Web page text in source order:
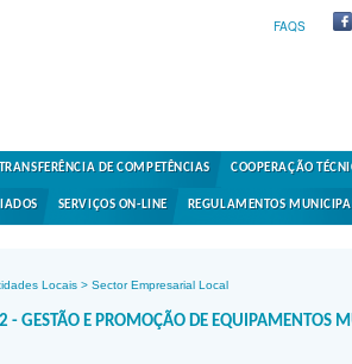
FAQS
TRANSFERÊNCIA DE COMPETÊNCIAS COOPERAÇÃO
SERVIÇOS ON-LINE REGULAMENTOS
Locais > Sector Empresarial Local
- GESTÃO E PROMOÇÃO DE EQUIPAMENTOS